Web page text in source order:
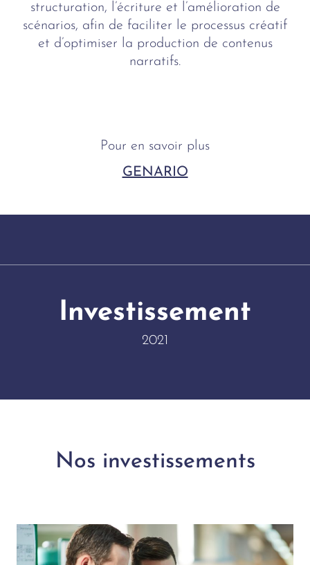
structuration, l’écriture et l’amélioration de
scénarios, afin de faciliter le processus créatif
et d’optimiser la production de contenus
narratifs.
Pour en savoir plus
GENARIO
Investissement
2021
Nos investissements